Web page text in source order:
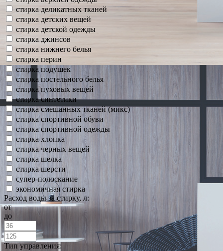
стирка деликатных тканей
стирка детских вещей
стирка детской одежды
стирка джинсов
стирка нижнего белья
стирка перин
стирка подушек
стирка постельного белья
стирка пуховых вещей
стирка синтетики
стирка смешанных тканей (микс)
стирка спортивной обуви
стирка спортивной одежды
стирка хлопка
стирка черных вещей
стирка шелка
стирка шерсти
супер-полоскание
экономичная стирка
Расход воды за стирку, л:
от
до
Тип управления: